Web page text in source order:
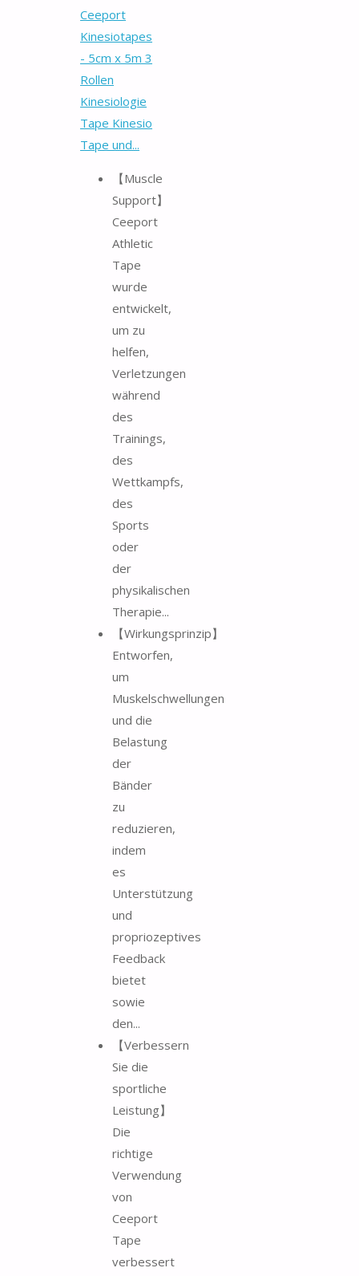
Ceeport
Kinesiotapes
- 5cm x 5m 3
Rollen
Kinesiologie
Tape Kinesio
Tape und...
【Muscle
Support】
Ceeport
Athletic
Tape
wurde
entwickelt,
um zu
helfen,
Verletzungen
während
des
Trainings,
des
Wettkampfs,
des
Sports
oder
der
physikalischen
Therapie...
【Wirkungsprinzip】
Entworfen,
um
Muskelschwellungen
und die
Belastung
der
Bänder
zu
reduzieren,
indem
es
Unterstützung
und
propriozeptives
Feedback
bietet
sowie
den...
【Verbessern
Sie die
sportliche
Leistung】
Die
richtige
Verwendung
von
Ceeport
Tape
verbessert